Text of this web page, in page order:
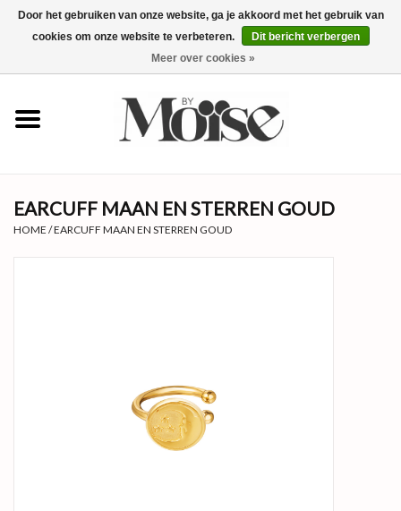
0 Artikelen - €0,00
€15✴
KLEDING
SIERADEN
EARCUFF MAAN EN STERREN GOUD
HOME /EARCUFF MAAN EN STERREN GOUD
Door het gebruiken van onze website, ga je akkoord met het gebruik van
cookies om onze website te verbeteren.
Dit bericht verbergen
Meer over cookies »